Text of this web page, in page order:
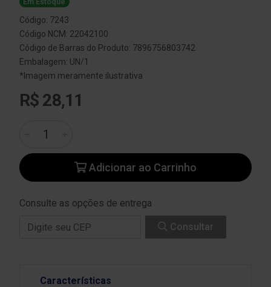
Código: 7243
Código NCM: 22042100
Código de Barras do Produto: 7896756803742
Embalagem: UN/1
*Imagem meramente ilustrativa
R$ 28,11
Adicionar ao Carrinho
Consulte as opções de entrega
Consultar
Características